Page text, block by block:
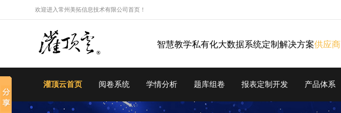
欢迎进入常州美拓信息技术有限公司首页！
智慧教学私有化大数据系统定制解决方案供应商
灌顶云首页 阅卷系统 学情分析 题库组卷 报表定制开发 产品体系